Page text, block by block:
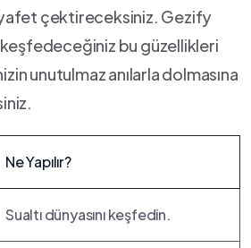
çektireceksiniz. Gezify
bu güzellikleri
‌unutulmaz anılarla dolmasına
Ne Yapılır?
Sualtı dünyasını keşfedin.